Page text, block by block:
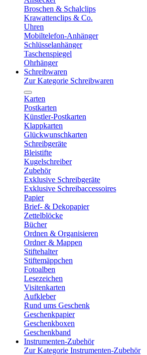
Broschen & Schalclips
Krawattenclips & Co.
Uhren
Mobiltelefon-Anhänger
Schlüsselanhänger
Taschenspiegel
Ohrhänger
Schreibwaren
Zur Kategorie Schreibwaren
Karten
Postkarten
Künstler-Postkarten
Klappkarten
Glückwunschkarten
Schreibgeräte
Bleistifte
Kugelschreiber
Zubehör
Exklusive Schreibgeräte
Exklusive Schreibaccessoires
Papier
Brief- & Dekopapier
Zettelblöcke
Bücher
Ordnen & Organisieren
Ordner & Mappen
Stiftehalter
Stiftemäppchen
Fotoalben
Lesezeichen
Visitenkarten
Aufkleber
Rund ums Geschenk
Geschenkpapier
Geschenkboxen
Geschenkband
Instrumenten-Zubehör
Zur Kategorie Instrumenten-Zubehör